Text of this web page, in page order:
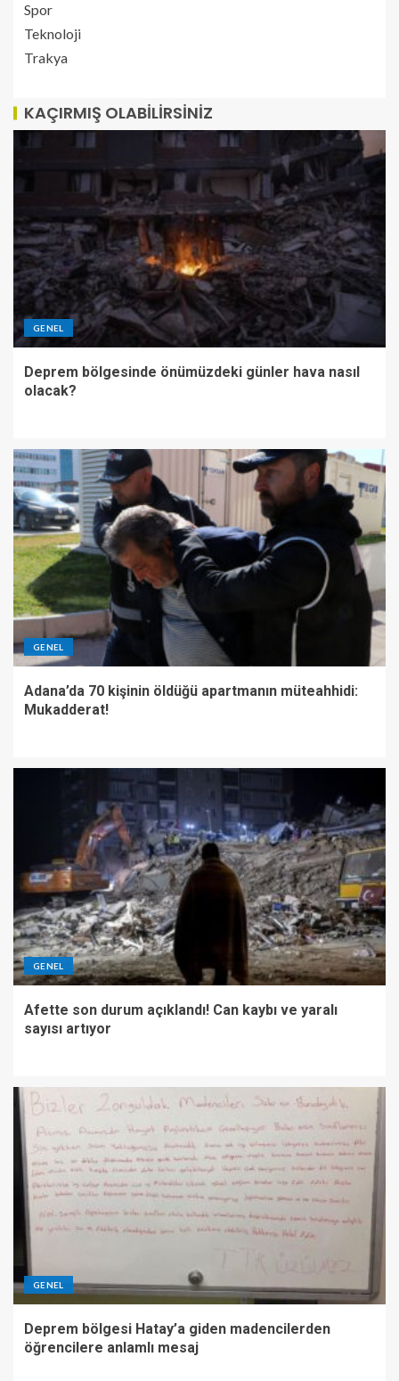
Spor
Teknoloji
Trakya
KAÇIRMIŞ OLABILIRSINIZ
GENEL
Deprem bölgesinde önümüzdeki günler hava nasıl
olacak?
GENEL
Adana’da 70 kişinin öldüğü apartmanın müteahhidi:
Mukadderat!
GENEL
Afette son durum açıklandı! Can kaybı ve yaralı
sayısı artıyor
GENEL
Deprem bölgesi Hatay’a giden madencilerden
öğrencilere anlamlı mesaj